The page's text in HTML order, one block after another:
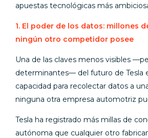
apuestas tecnológicas más
1. El poder de los datos: millones
ningún otro competidor posee
Una de las claves menos visibles
determinantes— del futuro de Tesla
capacidad para recolectar datos a
ninguna otra empresa automotriz
Tesla ha registrado más millas de
autónoma que cualquier otro